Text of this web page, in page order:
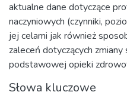
aktualne dane dotyczące
naczyniowych (czynniki,
jej celami jak również
zaleceń dotyczących
podstawowej opieki
Słowa kluczowe